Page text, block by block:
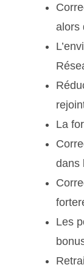
alors
La
dans
Les